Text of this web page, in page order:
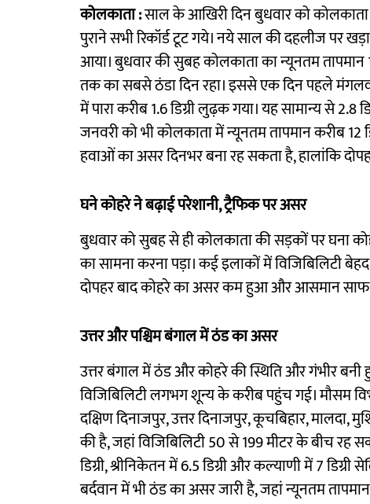
कोलकाता :साल के आखिरी दिन बुधवार को
पुराने सभी रिकॉर्ड टूट गये। नये साल की दहलीज पर
आया। बुधवार की सुबह कोलकाता का न्यूनतम
तक का सबसे ठंडा दिन रहा। इससे एक दिन पहले
में पारा करीब 1.6 डिग्री लुढ़क गया। यह सामान्य से
जनवरी को भी कोलकाता में न्यूनतम तापमान करीब
हवाओं का असर दिनभर बना रह सकता है, हालांकि
घने कोहरे ने बढ़ाई परेशानी, ट्रैफिक पर असर
बुधवार को सुबह से ही कोलकाता की सड़कों पर घना
का सामना करना पड़ा। कई इलाकों में विजिबिलिटी
दोपहर बाद कोहरे का असर कम हुआ और आसमान साफ
उत्तर और पश्चिम बंगाल में ठंड का असर
उत्तर बंगाल में ठंड और कोहरे की स्थिति और गंभीर
विजिबिलिटी लगभग शून्य के करीब पहुंच गई। मौसम
दक्षिण दिनाजपुर, उत्तर दिनाजपुर, कूचबिहार, मालदा,
की है, जहां विजिबिलिटी 50 से 199 मीटर के बीच रह
डिग्री, श्रीनिकेतन में 6.5 डिग्री और कल्याणी में 7
बर्दवान में भी ठंड का असर जारी है, जहां न्यूनतम तापमान